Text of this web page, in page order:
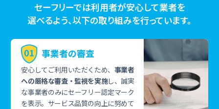
セーフリーでは利用者が安心して業者を
選べるよう、以下の取り組みを行っています。
事業者の審査
安心してご利用いただくため、 事業者
への厳格な審査・監視を実施し、誠実
な事業者のみにセーフリー認定マーク
を表示。サービス品質の向上に努めて